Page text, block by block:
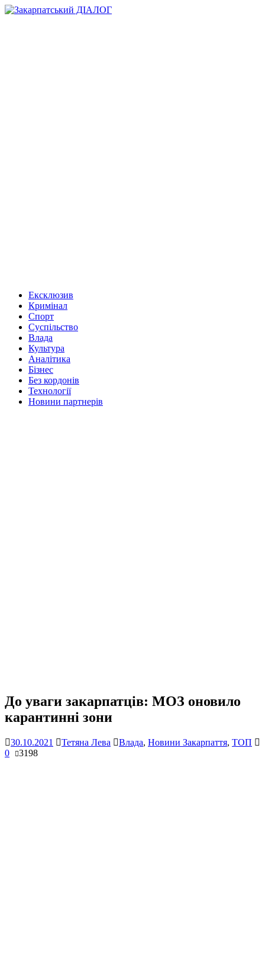
Ексклюзив
Кримінал
Спорт
Суспільство
Влада
Культура
Аналітика
Бізнес
Без кордонів
Технології
Новини партнерів
До уваги закарпатців: МОЗ оновило
карантинні зони
30.10.2021 Тетяна Лева Влада, Новини Закарпаття, ТОП
0
3198